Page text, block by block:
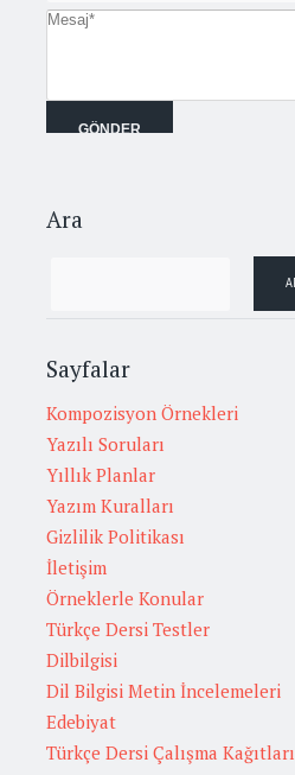
Ara
Sayfalar
Kompozisyon Örnekleri
Yazılı Soruları
Yıllık Planlar
Yazım Kuralları
Gizlilik Politikası
İletişim
Örneklerle Konular
Türkçe Dersi Testler
Dilbilgisi
Dil Bilgisi Metin İncelemeleri
Edebiyat
Türkçe Dersi Çalışma Kağıtları